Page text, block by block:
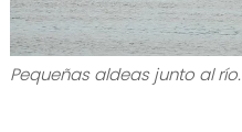
Pequeñas aldeas junto al río.